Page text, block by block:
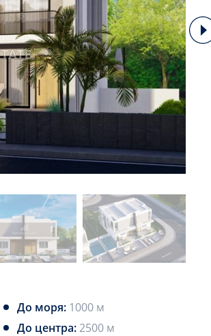
До моря: 1000 м
До центра:2500 м